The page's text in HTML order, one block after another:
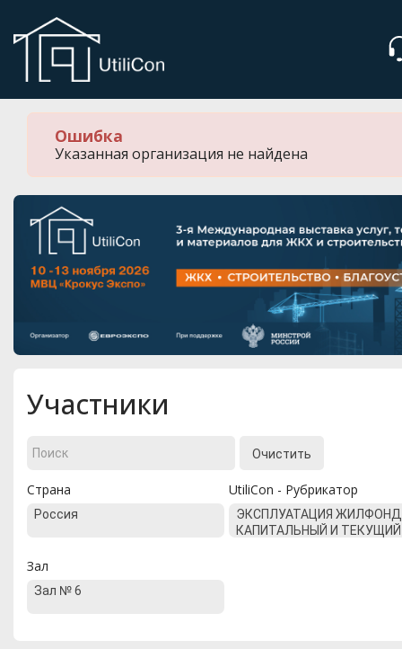
Ошибка
Указанная организация не найдена
Участники
Очистить
Страна UtiliCon - Рубрикатор
Зал
Мероприятия
Организации
О сервисе
Контакты
Организаторам
Посетителям